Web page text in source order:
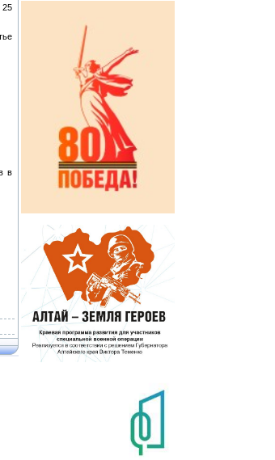
25
в